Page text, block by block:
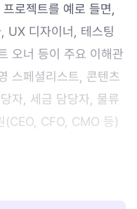
로젝트를 예로 들면,
UX 디자이너, 테스팅
오너 등이 주요 이해관
스페셜리스트, 콘텐츠
자, 세금 담당자, 물류
(CEO, CFO, CMO 등)